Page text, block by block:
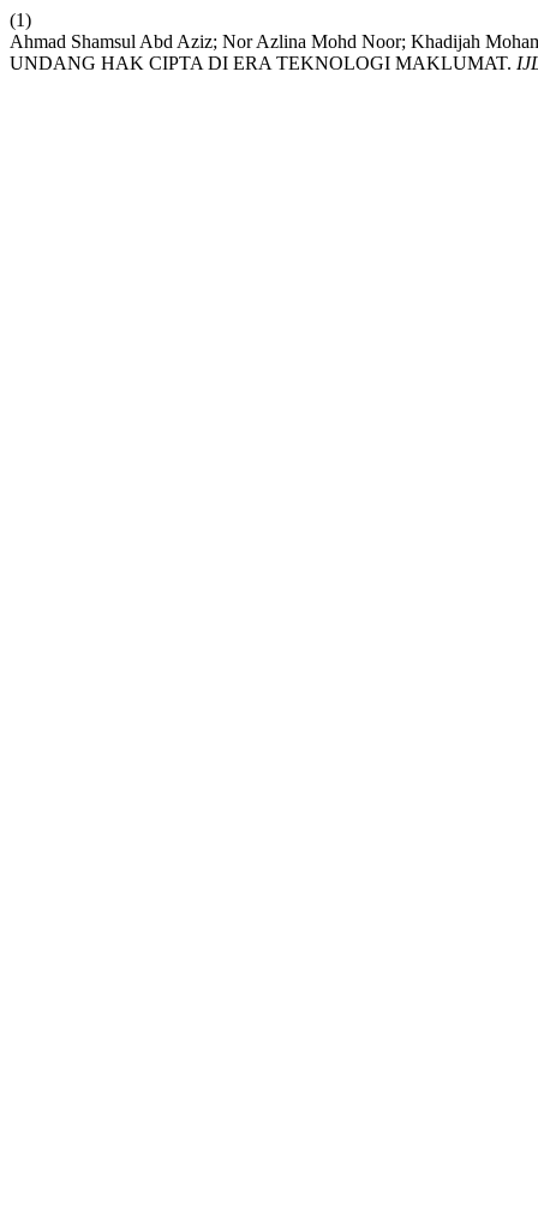
(1)
Ahmad Shamsul Abd Aziz; Nor Azlina Mohd Noor; Khadijah
UNDANG HAK CIPTA DI ERA TEKNOLOGI MAKLUMAT.